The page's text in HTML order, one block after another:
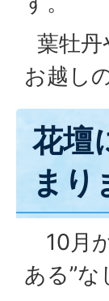
葉牡
お越し
花壇
まり
10月
ある”